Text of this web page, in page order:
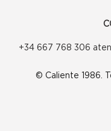
+34 667 768 306
© Caliente 1986.